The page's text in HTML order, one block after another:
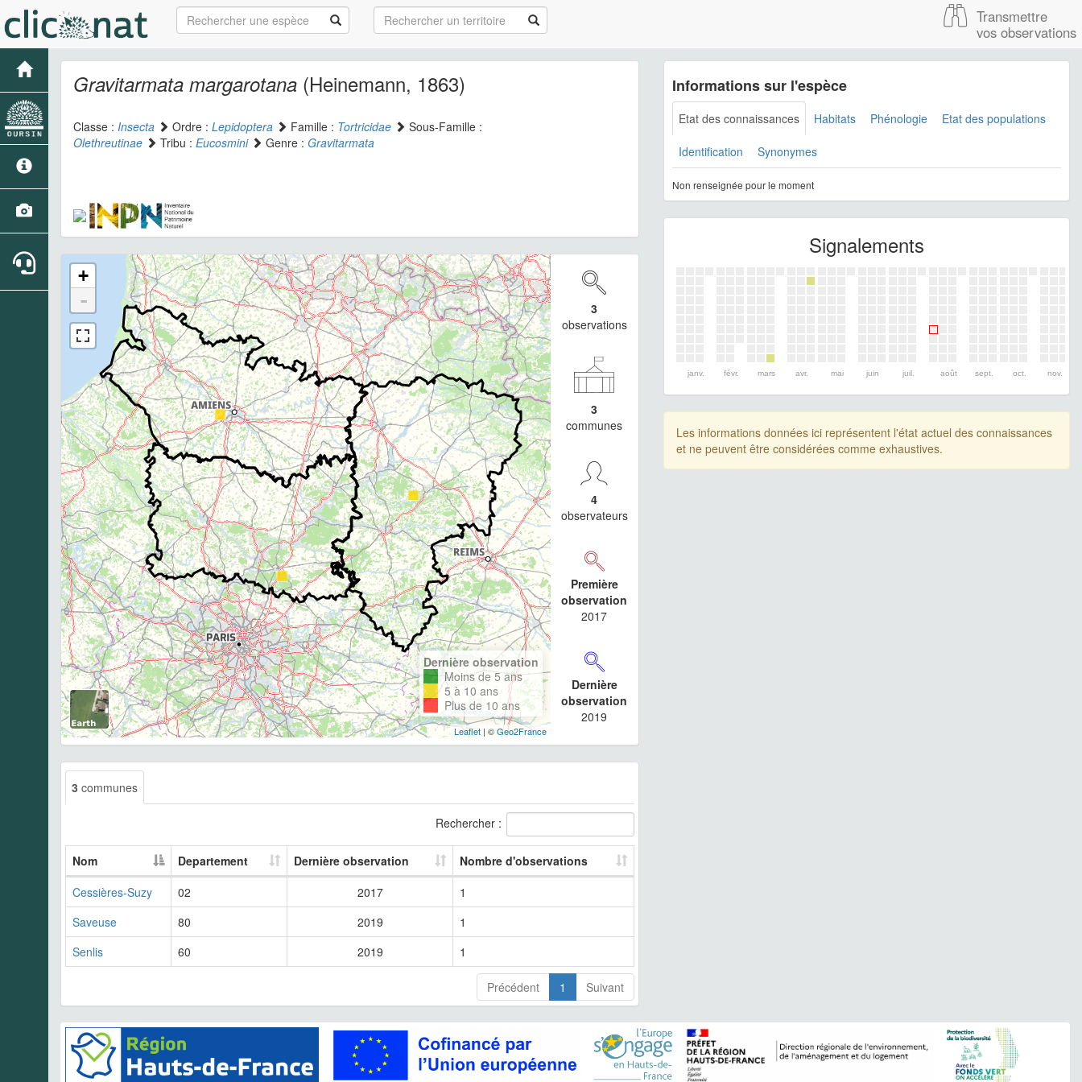
Transmettre
vos observations
Gravitarmata margarotana (Heinemann, 1863)
Classe : Insecta Ordre : Lepidoptera Famille : Tortricidae
Sous-Famille :
Olethreutinae
Tribu : Eucosmini Genre : Gravitarmata
+
-
Dernière observation
Moins de 5 ans
5 à 10 ans
Plus de 10 ans
Leaflet| ©Geo2France
3
observations
3
communes
4
observateurs
Première
observation
2017
Dernière
observation
2019
3 communes
Rechercher :
Nom Departement Dernière observation
Nombre d'observations
Cessières-Suzy
02 2017
1
Saveuse
80 2019
1
Senlis
60 2019 1
Précédent 1 Suivant
Informations sur l'espèce
Etat des connaissances Habitats Phénologie Etat des populations
Identification Synonymes
Non renseignée pour le moment
Signalements
janv. févr. mars avr. mai juin juil. août sept. oct. nov.
Les informations données ici représentent l'état actuel des connaissances
et ne peuvent être considérées comme exhaustives.